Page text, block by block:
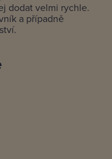
dodat velmi rychle.
a případně